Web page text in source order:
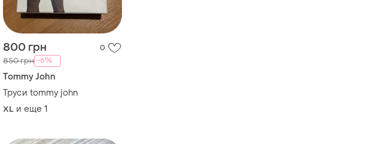
800 грн 0
850 грн -6%
Tommy John
Труси tommy john
XL и еще 1